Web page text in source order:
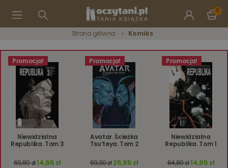
0
Strona główna Komiks
Promocja!
Niewidzialna
Republika. Tom 3
69,80 zł14,95 zł
Promocja!
Avatar. Ścieżka
Tsu’teya. Tom 2
69,90 zł25,95 zł
Promocja!
Niewidzialna
Republika. Tom 1
64,80 zł14,95 zł